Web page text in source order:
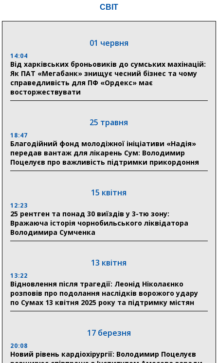
Романько розширює програму відпочинку дітей із
Ніколаєнко: у Сумах погодили 115 компенсацій на
відновлення житла майже на 6,6 млн грн
Сумщини пояснив, як отримати допомогу на зиму
17:52
«Укрексімбанк» припиняє виплату пенсій: у
Пенсійному фонді Сумщини пояснили, що робити
людям
відзнаки «Почесного громадянина міста Суми»
30 липня
Сумська клінічна лікарня Святого Пантелеймона
18:33
Олексій Романько долучився до обговорення Плану
стійкості Сумщини з Прем’єр-міністром
Місто посилює міжнародну співпрацю: Суми
отримали 12 потужних станцій для Пунктів обігріву
СВІТ
01 червня
14:04
Від харківських броньовиків до сумських махінацій:
Як ПАТ «Мегабанк» знищує чесний бізнес та чому
справедливість для ПФ «Ордекс» має
восторжествувати
25 травня
18:47
Благодійний фонд молодіжної ініціативи «Надія»
передав вантаж для лікарень Сум: Володимир
Поцелуєв про важливість підтримки прикордоння
15 квітня
12:23
25 рентген та понад 30 виїздів у 3-тю зону:
Вражаюча історія чорнобильського ліквідатора
Володимира Сумченка
13 квітня
13:22
Відновлення після трагедії: Леонід Ніколаєнко
розповів про подолання наслідків ворожого удару
по Сумах 13 квітня 2025 року та підтримку містян
17 березня
20:08
Новий рівень кардіохірургії: Володимир Поцелуєв